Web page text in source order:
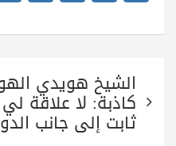
ce
bo
ok
le
gr
a
m
wi
tte
r
ha
ts
A
pp تصفّح
المقالات
الشيخ هويدي
كاذبة: لا علاقة
ثابت إلى جانب